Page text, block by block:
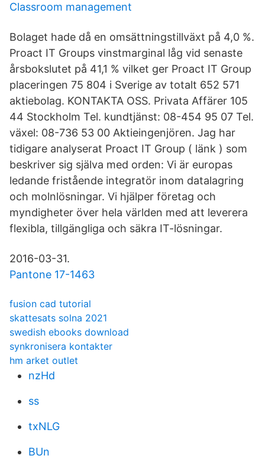
Classroom management
Bolaget hade då en omsättningstillväxt på 4,0 %.
Proact IT Groups vinstmarginal låg vid senaste
årsbokslutet på 41,1 % vilket ger Proact IT Group
placeringen 75 804 i Sverige av totalt 652 571
aktiebolag. KONTAKTA OSS. Privata Affärer 105
44 Stockholm Tel. kundtjänst: 08-454 95 07 Tel.
växel: 08-736 53 00 Aktieingenjören. Jag har
tidigare analyserat Proact IT Group ( länk ) som
beskriver sig själva med orden: Vi är europas
ledande fristående integratör inom datalagring
och molnlösningar. Vi hjälper företag och
myndigheter över hela världen med att leverera
flexibla, tillgängliga och säkra IT-lösningar.
2016-03-31.
Pantone 17-1463
fusion cad tutorial
skattesats solna 2021
swedish ebooks download
synkronisera kontakter
hm arket outlet
nzHd
ss
txNLG
BUn